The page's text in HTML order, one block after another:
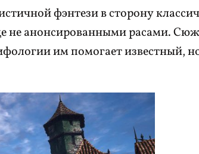
фэнтези в сторону
не анонсированными расами.
им помогает известный,